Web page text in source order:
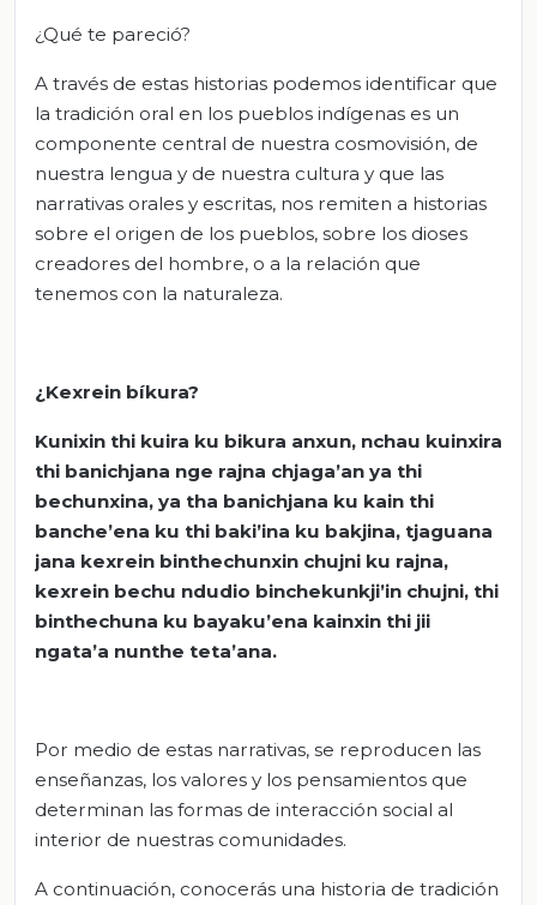
¿Qué te pareció?
A través de estas historias podemos identificar que
la tradición oral en los pueblos indígenas es un
componente central de nuestra cosmovisión, de
nuestra lengua y de nuestra cultura y que las
narrativas orales y escritas, nos remiten a historias
sobre el origen de los pueblos, sobre los dioses
creadores del hombre, o a la relación que
tenemos con la naturaleza.
¿Kexrein bíkura?
Kunixin thi kuira ku bikura anxun, nchau kuinxira
thi banichjana nge rajna chjaga’an ya thi
bechunxina, ya tha banichjana ku kain thi
banche’ena ku thi baki’ina ku bakjina, tjaguana
jana kexrein binthechunxin chujni ku rajna,
kexrein bechu ndudio binchekunkji’in chujni, thi
binthechuna ku bayaku’ena kainxin thi jii
ngata’a nunthe teta’ana.
Por medio de estas narrativas, se reproducen las
enseñanzas, los valores y los pensamientos que
determinan las formas de interacción social al
interior de nuestras comunidades.
A continuación, conocerás una historia de tradición